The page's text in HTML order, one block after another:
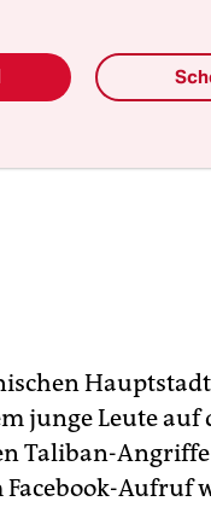
junge Leute auf
Taliban-
Aufruf